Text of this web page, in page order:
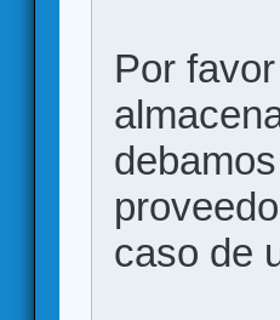
Por
caso de